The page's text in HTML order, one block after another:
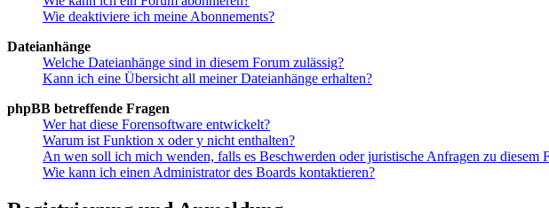
Wie deaktiviere ich meine Abonnements?
Dateianhänge
Welche Dateianhänge sind in diesem Forum zulässig?
Kann ich eine Übersicht all meiner Dateianhänge erhalten?
phpBB betreffende Fragen
Wer hat diese Forensoftware entwickelt?
Warum ist Funktion x oder y nicht enthalten?
An wen soll ich mich wenden, falls es Beschwerden oder juristische Anfragen zu diesem
Wie kann ich einen Administrator des Boards kontaktieren?